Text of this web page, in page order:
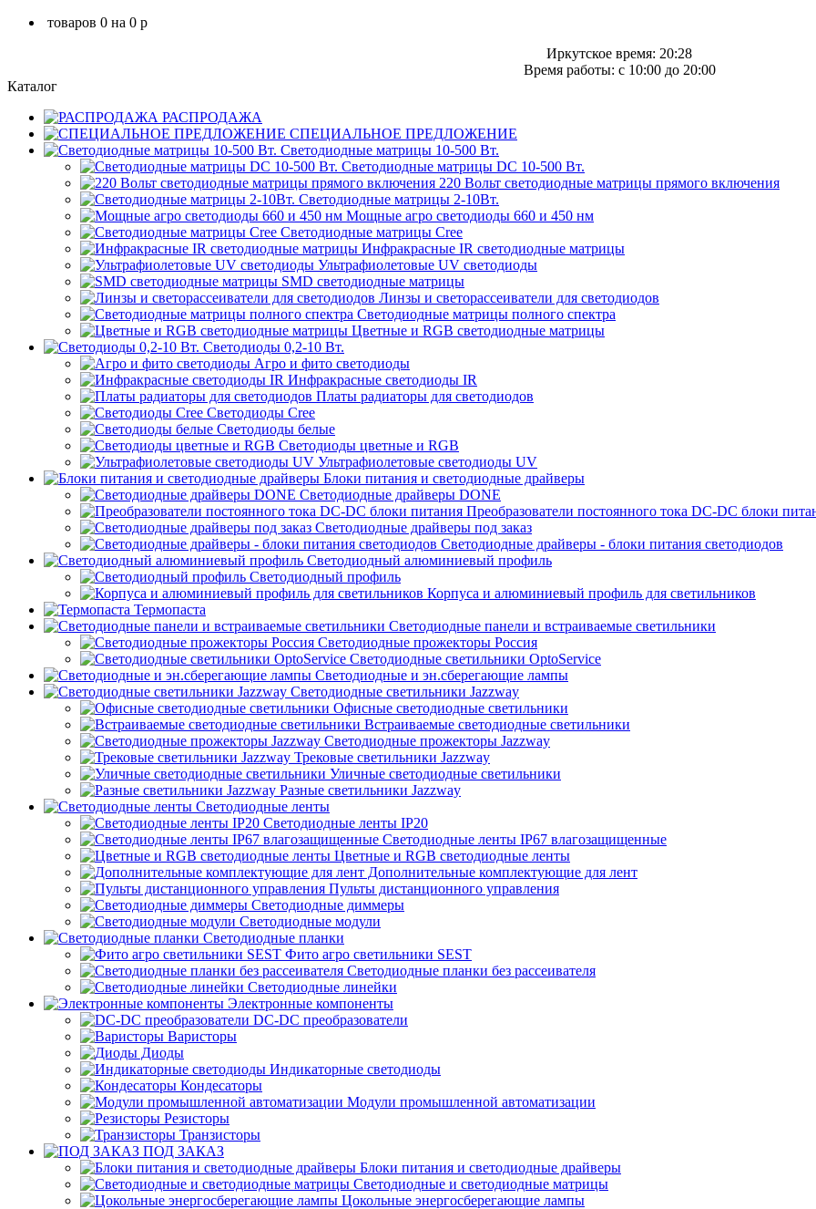
товаров 0 на 0 p
Иркутское время: 20:28
Время работы: c 10:00 до 20:00
Каталог
РАСПРОДАЖА
СПЕЦИАЛЬНОЕ ПРЕДЛОЖЕНИЕ
Светодиодные матрицы 10-500 Вт.
Светодиодные матрицы DC 10-500 Вт.
220 Вольт cветодиодные матрицы прямого включения
Светодиодные матрицы 2-10Вт.
Мощные агро светодиоды 660 и 450 нм
Светодиодные матрицы Cree
Инфракрасные IR светодиодные матрицы
Ультрафиолетовые UV светодиоды
SMD светодиодные матрицы
Линзы и светорассеиватели для светодиодов
Светодиодные матрицы полного спектра
Цветные и RGB светодиодные матрицы
Светодиоды 0,2-10 Вт.
Агро и фито светодиоды
Инфракрасные светодиоды IR
Платы радиаторы для светодиодов
Светодиоды Cree
Светодиоды белые
Светодиоды цветные и RGB
Ультрафиолетовые светодиоды UV
Блоки питания и светодиодные драйверы
Светодиодные драйверы DONE
Преобразователи постоянного тока DC-DC блоки
Светодиодные драйверы под заказ
Светодиодные драйверы - блоки питания светодиодов
Светодиодный алюминиевый профиль
Светодиодный профиль
Корпуса и алюминиевый профиль для светильников
Термопаста
Светодиодные панели и встраиваемые светильники
Светодиодные прожекторы Россия
Светодиодные светильники OptoService
Светодиодные и эн.сберегающие лампы
Светодиодные светильники Jazzway
Офисные светодиодные светильники
Встраиваемые светодиодные светильники
Светодиодные прожекторы Jazzway
Трековые светильники Jazzway
Уличные светодиодные светильники
Разные светильники Jazzway
Светодиодные ленты
Светодиодные ленты IP20
Светодиодные ленты IP67 влагозащищенные
Цветные и RGB светодиодные ленты
Дополнительные комплектующие для лент
Пульты дистанционного управления
Светодиодные диммеры
Светодиодные модули
Светодиодные планки
Фито агро светильники SEST
Светодиодные планки без рассеивателя
Светодиодные линейки
Электронные компоненты
DC-DC преобразователи
Варисторы
Диоды
Индикаторные светодиоды
Кондесаторы
Модули промышленной автоматизации
Резисторы
Транзисторы
ПОД ЗАКАЗ
Блоки питания и светодиодные драйверы
Светодиодные и светодиодные матрицы
Цокольные энергосберегающие лампы